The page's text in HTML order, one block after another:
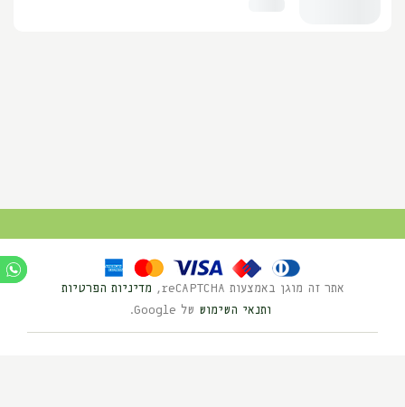
אתר זה מוגן באמצעות reCAPTCHA,
מדיניות הפרטיות
ותנאי השימוש של Google.